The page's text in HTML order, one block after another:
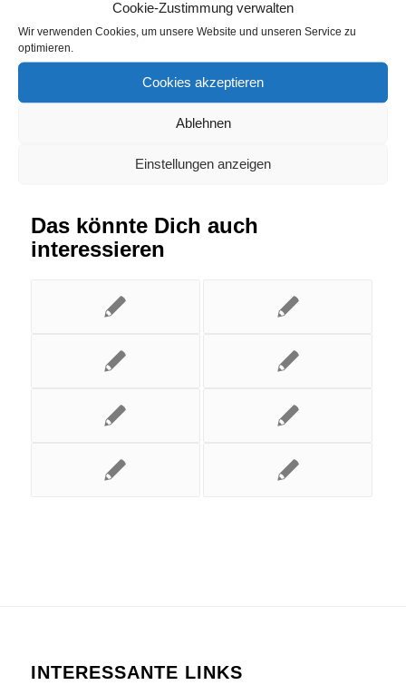
Cookie-Zustimmung verwalten
Wir verwenden Cookies, um unsere Website und unseren Service zu
optimieren.
Cookies akzeptieren
Ablehnen
Einstellungen anzeigen
Eintrag teilen
Das könnte Dich auch
interessieren
INTERESSANTE LINKS